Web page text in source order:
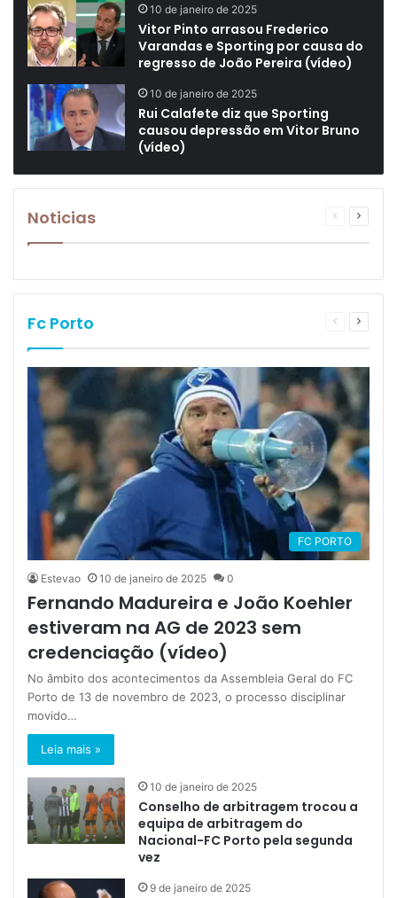
10 de janeiro de 2025
Vitor Pinto arrasou Frederico
Varandas e Sporting por causa do
regresso de João Pereira (vídeo)
10 de janeiro de 2025
Rui Calafete diz que Sporting
causou depressão em Vitor Bruno
(vídeo)
Noticias
Página
Fc Porto
Página
FC PORTO
Estevao 10 de janeiro de 2025 0
Fernando Madureira e João Koehler
estiveram na AG de 2023 sem
credenciação (vídeo)
No âmbito dos acontecimentos da Assembleia Geral do FC
Porto de 13 de novembro de 2023, o processo disciplinar
movido…
Leia mais »
10 de janeiro de 2025
Conselho de arbitragem trocou a
equipa de arbitragem do
Nacional-FC Porto pela segunda
vez
9 de janeiro de 2025